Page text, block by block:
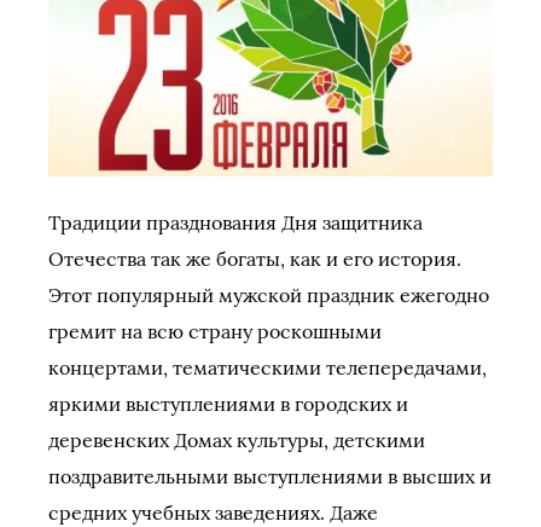
Традиции празднования Дня защитника
Отечества так же богаты, как и его история.
Этот популярный мужской праздник ежегодно
гремит на всю страну роскошными
концертами, тематическими телепередачами,
яркими выступлениями в городских и
деревенских Домах культуры, детскими
поздравительными выступлениями в высших и
средних учебных заведениях. Даже